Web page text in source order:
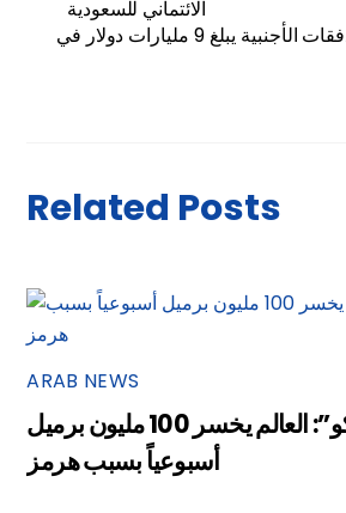
الائتماني للسعودية
مصر: صافي التدفقات الأجنبية يبلغ 9 مليارات دولار في
Related Posts
ARAB NEWS
رئيس “أرامكو”: العالم يخسر 100 مليون برميل
أسبوعياً بسبب هرمز